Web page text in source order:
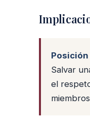
Salvar
el